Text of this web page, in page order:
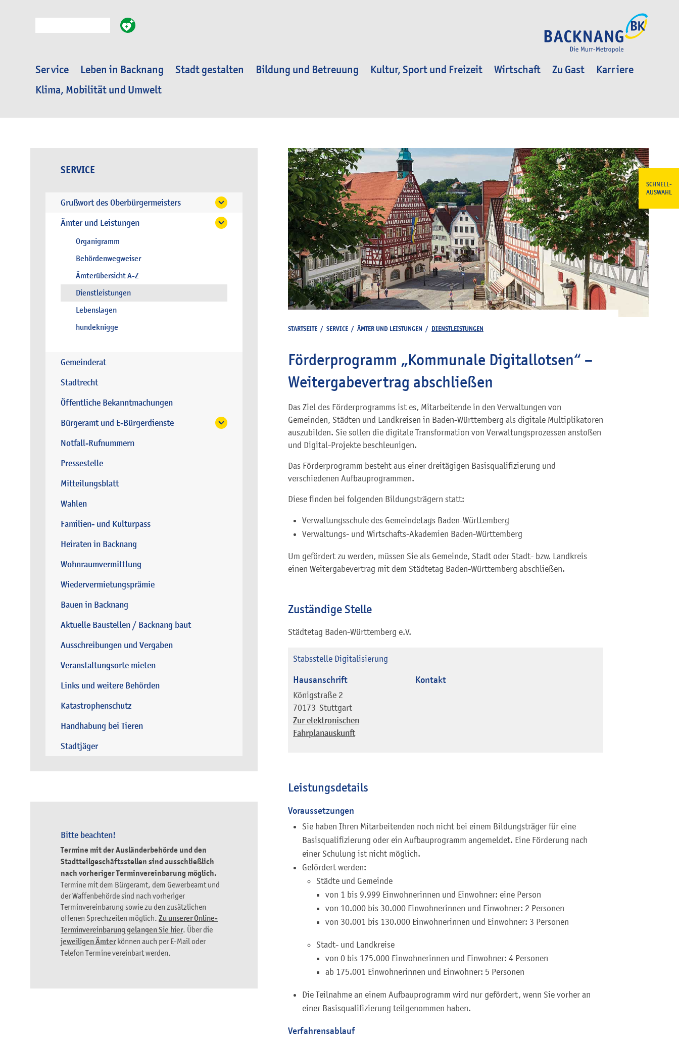
Service Leben in Backnang Stadt gestalten Bildung und Betreuung Kultur, Sport und Freizeit Wirtschaft Zu Gast
Karriere
Klima, Mobilität und Umwelt
SCHNELL-
AUSWAHL
SERVICE
Grußwort des Oberbürgermeisters
Ämter und Leistungen
Organigramm
Behördenwegweiser
Ämterübersicht A-Z
Dienstleistungen
Lebenslagen
hundeknigge
Gemeinderat
Stadtrecht
Öffentliche Bekanntmachungen
Bürgeramt und E-Bürgerdienste
Notfall-Rufnummern
Pressestelle
Mitteilungsblatt
Wahlen
Familien- und Kulturpass
Heiraten in Backnang
Wohnraumvermittlung
Wiedervermietungsprämie
Bauen in Backnang
Aktuelle Baustellen / Backnang baut
Ausschreibungen und Vergaben
Veranstaltungsorte mieten
Links und weitere Behörden
Katastrophenschutz
Handhabung bei Tieren
Stadtjäger
Bitte beachten!
Termine mit der Ausländerbehörde und den
Stadtteilgeschäftsstellen sind ausschließlich
nach vorheriger Terminvereinbarung möglich.
Termine mit dem Bürgeramt, dem Gewerbeamt und
der Waffenbehörde sind nach vorheriger
Terminvereinbarung sowie zu den zusätzlichen
offenen Sprechzeiten möglich. Zu unserer Online-
Terminvereinbarung gelangen Sie hier. Über die
jeweiligen Ämterkönnen auch per E-Mail oder
Telefon Termine vereinbart werden.
STARTSEITE / SERVICE / ÄMTER UND LEISTUNGEN / DIENSTLEISTUNGEN
Förderprogramm „Kommunale Digitallotsen“ –
Weitergabevertrag abschließen
Das Ziel des Förderprogramms ist es, Mitarbeitende in den Verwaltungen von
Gemeinden, Städten und Landkreisen in Baden-Württemberg als digitale Multiplikatoren
auszubilden. Sie sollen die digitale Transformation von Verwaltungsprozessen anstoßen
und Digital-Projekte beschleunigen.
Das Förderprogramm besteht aus einer dreitägigen Basisqualifizierung und
verschiedenen Aufbauprogrammen.
Diese finden bei folgenden Bildungsträgern statt:
Verwaltungsschule des Gemeindetags Baden-Württemberg
Verwaltungs- und Wirtschafts-Akademien Baden-Württemberg
Um gefördert zu werden, müssen Sie als Gemeinde, Stadt oder Stadt- bzw. Landkreis
einen Weitergabevertrag mit dem Städtetag Baden-Württemberg abschließen.
Zuständige Stelle
Städtetag Baden-Württemberg e.V.
Stabsstelle Digitalisierung
Hausanschrift
Königstraße 2
70173 Stuttgart
Zur elektronischen
Fahrplanauskunft
Kontakt
Leistungsdetails
Voraussetzungen
Sie haben Ihren Mitarbeitenden noch nicht bei einem Bildungsträger für eine
Basisqualifizierung oder ein Aufbauprogramm angemeldet. Eine Förderung nach
einer Schulung ist nicht möglich.
Gefördert werden:
Städte und Gemeinde
von 1 bis 9.999 Einwohnerinnen und Einwohner: eine Person
von 10.000 bis 30.000 Einwohnerinnen und Einwohner: 2 Personen
von 30.001 bis 130.000 Einwohnerinnen und Einwohner: 3 Personen
Stadt- und Landkreise
von 0 bis 175.000 Einwohnerinnen und Einwohner: 4 Personen
ab 175.001 Einwohnerinnen und Einwohner: 5 Personen
Die Teilnahme an einem Aufbauprogramm wird nur gefördert, wenn Sie vorher an
einer Basisqualifizierung teilgenommen haben.
Verfahrensablauf